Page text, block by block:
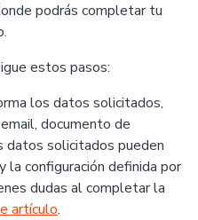
podrás completar tu
estos pasos:
los datos solicitados,
documento de
datos solicitados pueden
la configuración definida por
dudas al completar la
artículo.